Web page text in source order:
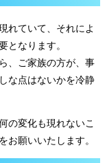
れていて、それによ
となります。
、ご家族の方が、事
な点はないかを冷静
の変化も現れないこ
お願いいたします。